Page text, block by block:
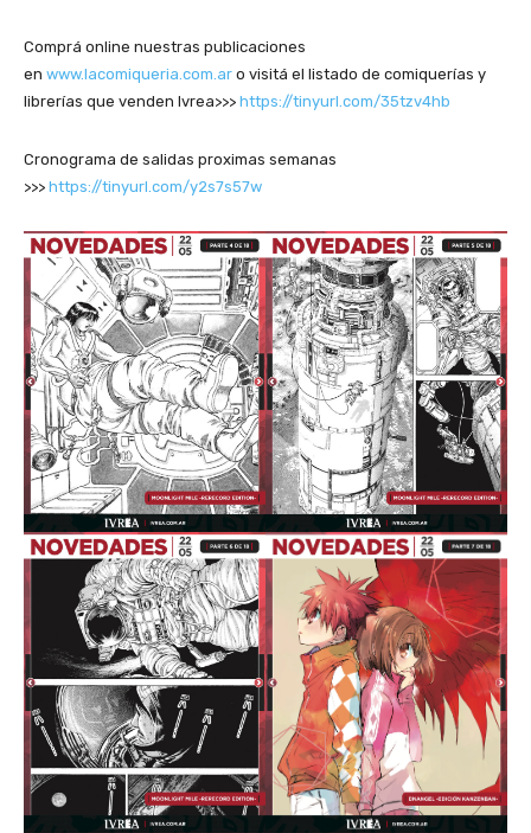
Comprá online nuestras publicaciones
en www.lacomiqueria.com.ar o visitá el listado de comiquerías y
librerías que venden Ivrea>>> https://tinyurl.com/35tzv4hb
Cronograma de salidas proximas semanas
>>> https://tinyurl.com/y2s7s57w